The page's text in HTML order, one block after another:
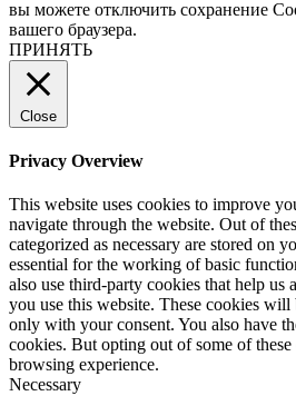
вы можете отключить сохранение
вашего браузера.
ПРИНЯТЬ
Close
Privacy Overview
This website uses cookies to improve
navigate through the website. Out of
categorized as necessary are stored on
essential for the working of basic
also use third-party cookies that help us
you use this website. These cookies
only with your consent. You also have
cookies. But opting out of some of
browsing experience.
Necessary